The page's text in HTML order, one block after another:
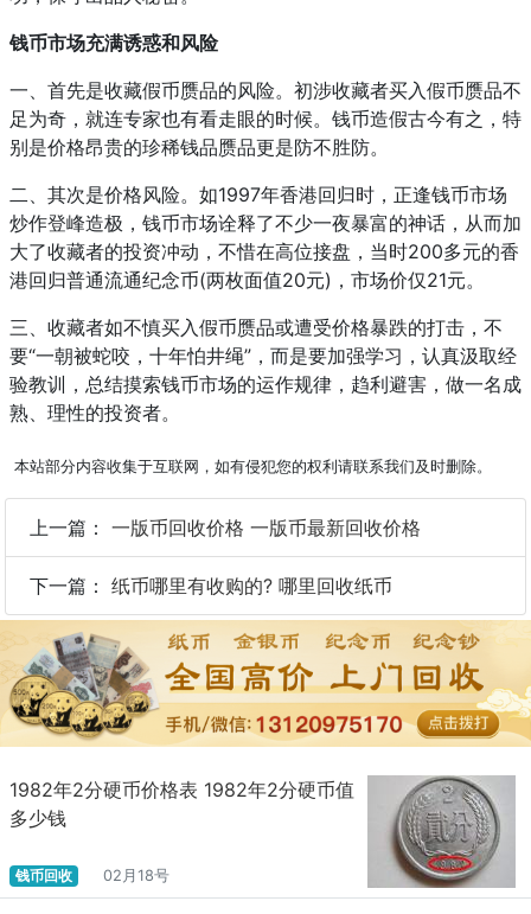
钱币市场充满诱惑和风险
一、首先是收藏假币赝品的风险。初涉收藏者买入假币赝品不
足为奇，就连专家也有看走眼的时候。钱币造假古今有之，特
别是价格昂贵的珍稀钱品赝品更是防不胜防。
二、其次是价格风险。如1997年香港回归时，正逢钱币市场
炒作登峰造极，钱币市场诠释了不少一夜暴富的神话，从而加
大了收藏者的投资冲动，不惜在高位接盘，当时200多元的香
港回归普通流通纪念币(两枚面值20元)，市场价仅21元。
三、收藏者如不慎买入假币赝品或遭受价格暴跌的打击，不
要“一朝被蛇咬，十年怕井绳”，而是要加强学习，认真汲取经
验教训，总结摸索钱币市场的运作规律，趋利避害，做一名成
熟、理性的投资者。
本站部分内容收集于互联网，如有侵犯您的权利请联系我们及时删除。
上一篇： 一版币回收价格 一版币最新回收价格
下一篇： 纸币哪里有收购的? 哪里回收纸币
1982年2分硬币价格表 1982年2分硬币值
多少钱
钱币回收 02月18号